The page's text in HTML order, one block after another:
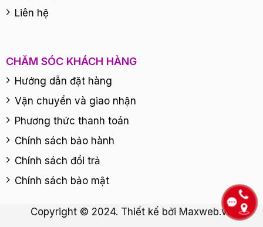
Liên hệ
CHĂM SÓC KHÁCH HÀNG
Hướng dẫn đặt hàng
Vận chuyển và giao nhận
Phương thức thanh toán
Chính sách bảo hành
Chính sách đổi trả
Chính sách bảo mật
Copyright © 2024. Thiết kế bởi Maxweb.vn